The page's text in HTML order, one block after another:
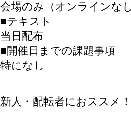
会場のみ（オンラインなし
■テキスト
当日配布
■開催日までの課題事項
特になし
新人・配転者におススメ